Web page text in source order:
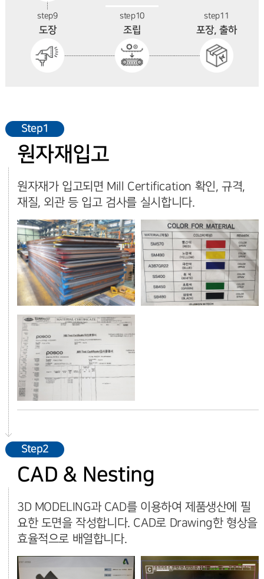
step9
도장
step10
조립
step11
포장, 출하
Step1
원자재입고
원자재가 입고되면 Mill Certification 확인, 규격,
재질, 외관 등 입고 검사를 실시합니다.
Step2
CAD & Nesting
3D MODELING과 CAD를 이용하여 제품생산에 필
요한 도면을 작성합니다. CAD로 Drawing한 형상을
효율적으로 배열합니다.